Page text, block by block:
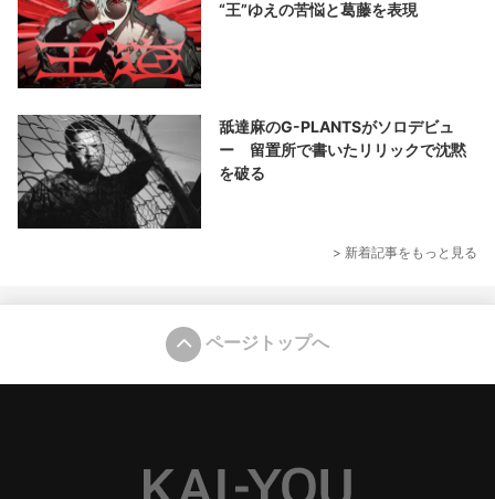
“王”ゆえの苦悩と葛藤を表現
舐達麻のG-PLANTSがソロデビュ
ー 留置所で書いたリリックで沈黙
を破る
> 新着記事をもっと見る
ページトップへ